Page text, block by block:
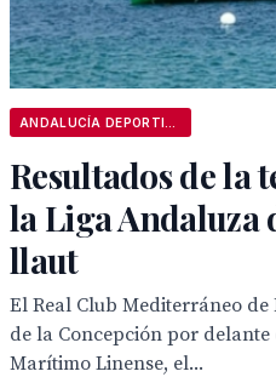
Resultados de la
la Liga Andaluza
llaut
El Real Club Mediterráneo
de la Concepción por
Marítimo Linense, el...